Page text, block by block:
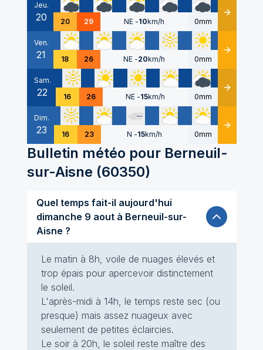
Jeu.
20 20 29 NE -10km/h 0mm Détails
Ven.
21 18 26 NE -20km/h 0mm Détails
Sam.
22 16 26 NE -15km/h 0mm Détails
Dim.
23 16 23 N -15km/h 0mm Détails
Bulletin météo pour Berneuil-
sur-Aisne (60350)
Quel temps fait-il aujourd'hui
dimanche 9 aout à Berneuil-sur-
Aisne ?
Le matin à 8h, voile de nuages élevés et
trop épais pour apercevoir distinctement
le soleil.
L'après-midi à 14h, le temps reste sec (ou
presque) mais assez nuageux avec
seulement de petites éclaircies.
Le soir à 20h, le soleil reste maître des